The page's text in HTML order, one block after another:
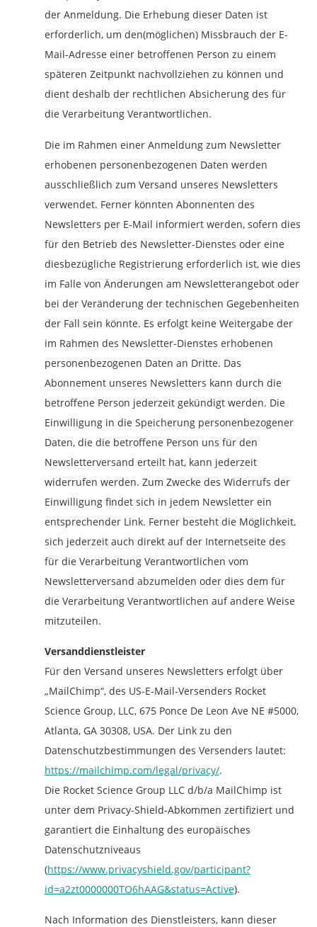
der Anmeldung. Die Erhebung dieser Daten ist
erforderlich, um den(möglichen) Missbrauch der E-
Mail-Adresse einer betroffenen Person zu einem
späteren Zeitpunkt nachvollziehen zu können und
dient deshalb der rechtlichen Absicherung des für
die Verarbeitung Verantwortlichen.
Die im Rahmen einer Anmeldung zum Newsletter
erhobenen personenbezogenen Daten werden
ausschließlich zum Versand unseres Newsletters
verwendet. Ferner könnten Abonnenten des
Newsletters per E-Mail informiert werden, sofern dies
für den Betrieb des Newsletter-Dienstes oder eine
diesbezügliche Registrierung erforderlich ist, wie dies
im Falle von Änderungen am Newsletterangebot oder
bei der Veränderung der technischen Gegebenheiten
der Fall sein könnte. Es erfolgt keine Weitergabe der
im Rahmen des Newsletter-Dienstes erhobenen
personenbezogenen Daten an Dritte. Das
Abonnement unseres Newsletters kann durch die
betroffene Person jederzeit gekündigt werden. Die
Einwilligung in die Speicherung personenbezogener
Daten, die die betroffene Person uns für den
Newsletterversand erteilt hat, kann jederzeit
widerrufen werden. Zum Zwecke des Widerrufs der
Einwilligung findet sich in jedem Newsletter ein
entsprechender Link. Ferner besteht die Möglichkeit,
sich jederzeit auch direkt auf der Internetseite des
für die Verarbeitung Verantwortlichen vom
Newsletterversand abzumelden oder dies dem für
die Verarbeitung Verantwortlichen auf andere Weise
mitzuteilen.
Versanddienstleister
Für den Versand unseres Newsletters erfolgt über
„MailChimp“, des US-E-Mail-Versenders Rocket
Science Group, LLC, 675 Ponce De Leon Ave NE #5000,
Atlanta, GA 30308, USA. Der Link zu den
Datenschutzbestimmungen des Versenders lautet:
https://mailchimp.com/legal/privacy/.
Die Rocket Science Group LLC d/b/a MailChimp ist
unter dem Privacy-Shield-Abkommen zertifiziert und
garantiert die Einhaltung des europäisches
Datenschutzniveaus
(https://www.privacyshield.gov/participant?
id=a2zt0000000TO6hAAG&status=Active).
Nach Information des Dienstleisters, kann dieser